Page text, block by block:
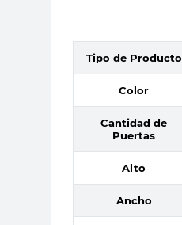
Tipo de Producto
Color
Cantidad de
Puertas
Alto
Ancho